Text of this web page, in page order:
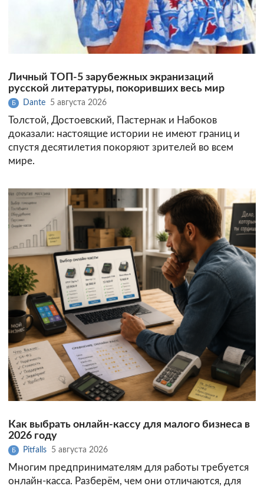
Личный ТОП-5 зарубежных экранизаций
русской литературы, покоривших весь мир
Б Dante 5 августа 2026
Толстой, Достоевский, Пастернак и Набоков
доказали: настоящие истории не имеют границ и
спустя десятилетия покоряют зрителей во всем
мире.
Как выбрать онлайн-кассу для малого бизнеса в
2026 году
Б Pitfalls 5 августа 2026
Многим предпринимателям для работы требуется
онлайн-касса. Разберём, чем они отличаются, для